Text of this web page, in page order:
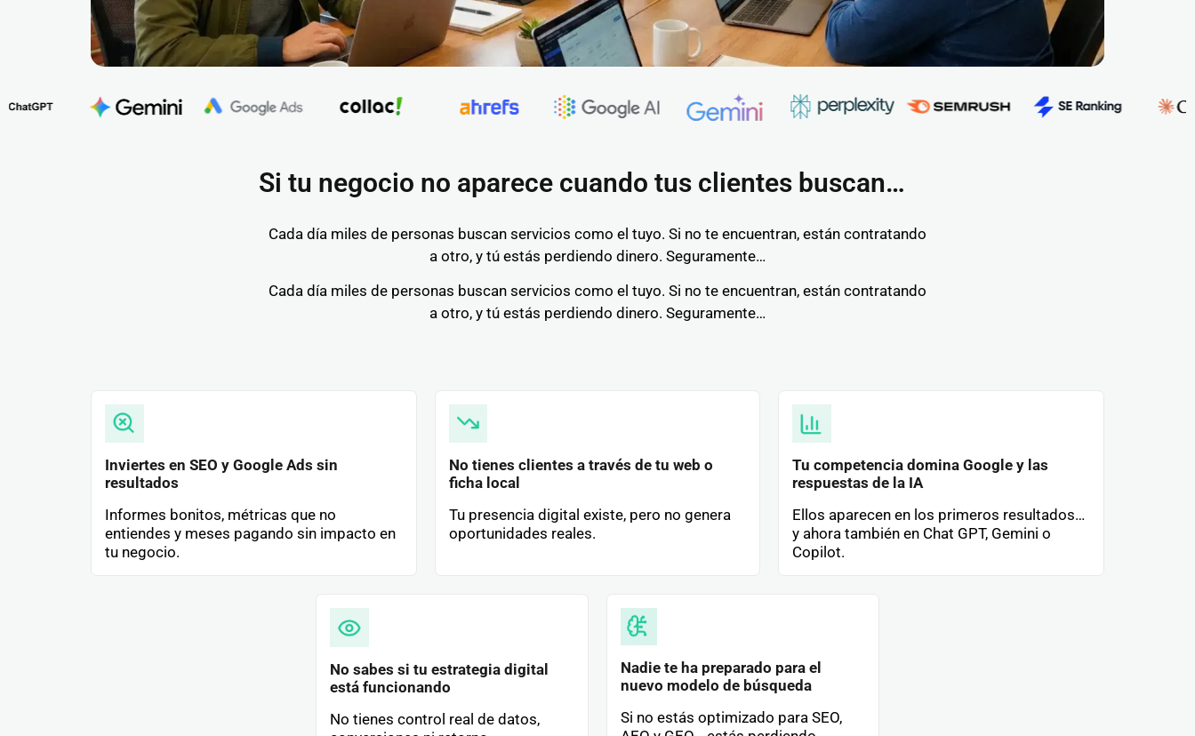
Si tu negocio no aparece cuando tus clientes buscan…
Cada día miles de personas buscan servicios como el tuyo. Si no te encuentran, están contratando
a otro, y tú estás perdiendo dinero. Seguramente…
Cada día miles de personas buscan servicios como el tuyo. Si no te encuentran, están contratando
a otro, y tú estás perdiendo dinero. Seguramente…
Inviertes en SEO y Google Ads sin
resultados
Informes bonitos, métricas que no
entiendes y meses pagando sin impacto en
tu negocio.
No tienes clientes a través de tu web o
ficha local
Tu presencia digital existe, pero no genera
oportunidades reales.
Tu competencia domina Google y las
respuestas de la IA
Ellos aparecen en los primeros resultados…
y ahora también en Chat GPT, Gemini o
Copilot.
No sabes si tu estrategia digital
está funcionando
No tienes control real de datos,
Nadie te ha preparado para el
nuevo modelo de búsqueda
Si no estás optimizado para SEO,